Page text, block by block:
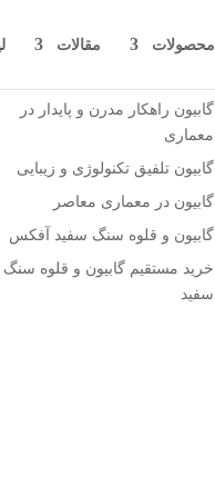
محصولات مقالات
گابیون راهکار مدرن و پایدار در
معماری
گابیون تلفیق تکنولوژی و زیبایی
گابیون در معماری معاصر
گابیون و قلوه سنگ سفید آفکس
خرید مستقیم گابیون و قلوه سنگ
سفید